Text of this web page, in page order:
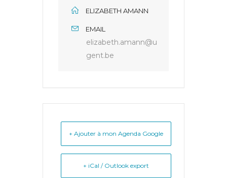
ELIZABETH AMANN
EMAIL
elizabeth.amann@u
gent.be
+ Ajouter à mon Agenda Google
+ iCal / Outlook export